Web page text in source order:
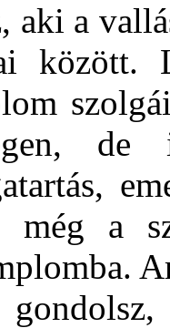
aki a
között.
de
a